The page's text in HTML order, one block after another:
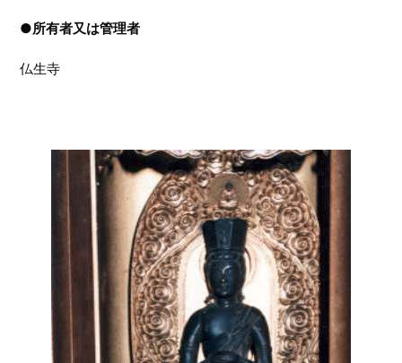
●所有者又は管理者
仏生寺